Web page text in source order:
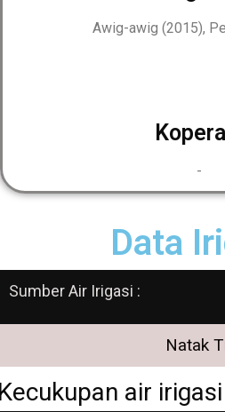
Awig-awig (2015),
-
Data
Sumber Air Irigasi :
Natak
air irigasi